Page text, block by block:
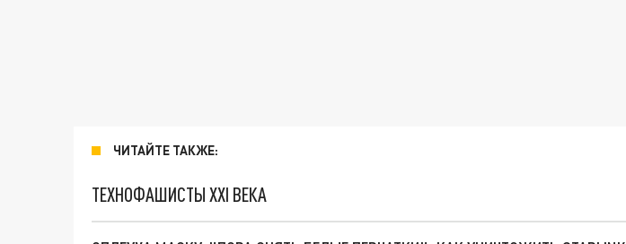
ЧИТАЙТЕ ТАКЖЕ:
ТЕХНОФАШИСТЫ XXI ВЕКА